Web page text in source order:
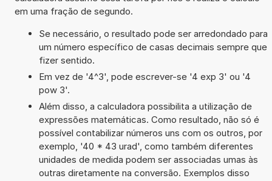
em uma fração de segundo.
Se necessário, o resultado pode ser arredondado para
um número específico de casas decimais sempre que
fizer sentido.
Em vez de '4^3', pode escrever-se '4 exp 3' ou '4
pow 3'.
Além disso, a calculadora possibilita a utilização de
expressões matemáticas. Como resultado, não só é
possível contabilizar números uns com os outros, por
exemplo, '40 * 43 urad', como também diferentes
unidades de medida podem ser associadas umas às
outras diretamente na conversão. Exemplos disso